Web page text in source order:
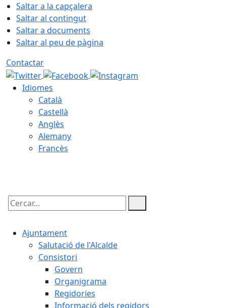
Saltar a la capçalera
Saltar al contingut
Saltar a documents
Saltar al peu de pàgina
Contactar
Idiomes
Català
Castellà
Anglès
Alemany
Francès
Cercar:
Ajuntament
Salutació de l'Alcalde
Consistori
Govern
Organigrama
Regidories
Informació dels regidors